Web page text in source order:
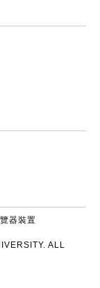
器裝置
ALL